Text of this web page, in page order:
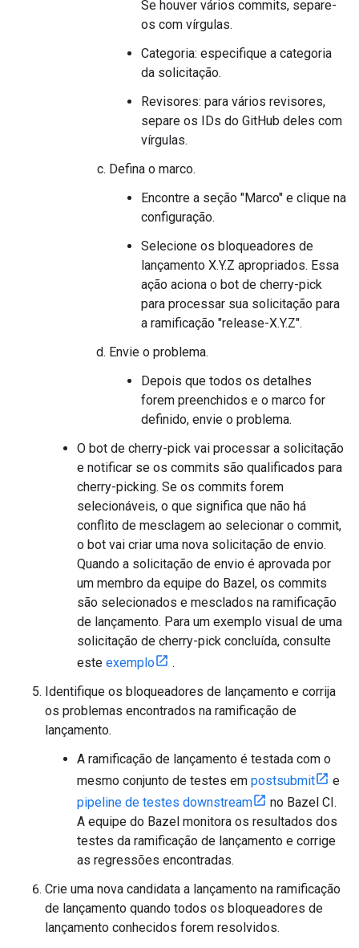
Se houver vários commits, separe-
os com vírgulas.
Categoria: especifique a categoria
da solicitação.
Revisores: para vários revisores,
separe os IDs do GitHub deles com
vírgulas.
Defina o marco.
Encontre a seção "Marco" e clique na
configuração.
Selecione os bloqueadores de
lançamento X.Y.Z apropriados. Essa
ação aciona o bot de cherry-pick
para processar sua solicitação para
a ramificação "release-X.Y.Z".
Envie o problema.
Depois que todos os detalhes
forem preenchidos e o marco for
definido, envie o problema.
O bot de cherry-pick vai processar a solicitação
e notificar se os commits são qualificados para
cherry-picking. Se os commits forem
selecionáveis, o que significa que não há
conflito de mesclagem ao selecionar o commit,
o bot vai criar uma nova solicitação de envio.
Quando a solicitação de envio é aprovada por
um membro da equipe do Bazel, os commits
são selecionados e mesclados na ramificação
de lançamento. Para um exemplo visual de uma
solicitação de cherry-pick concluída, consulte
este exemplo
.
Identifique os bloqueadores de lançamento e corrija
os problemas encontrados na ramificação de
lançamento.
A ramificação de lançamento é testada com o
mesmo conjunto de testes em postsubmit
e
pipeline de testes downstream
no Bazel CI.
A equipe do Bazel monitora os resultados dos
testes da ramificação de lançamento e corrige
as regressões encontradas.
Crie uma nova candidata a lançamento na ramificação
de lançamento quando todos os bloqueadores de
lançamento conhecidos forem resolvidos.